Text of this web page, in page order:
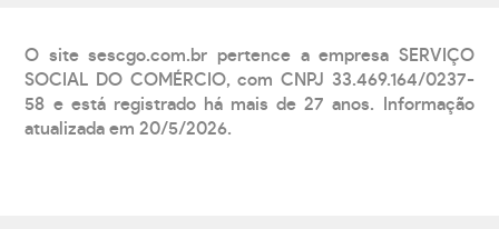
O site sescgo.com.br pertence a empresa SERVIÇO
SOCIAL DO COMÉRCIO, com CNPJ 33.469.164/0237-
58 e está registrado há mais de 27 anos. Informação
atualizada em 20/5/2026.